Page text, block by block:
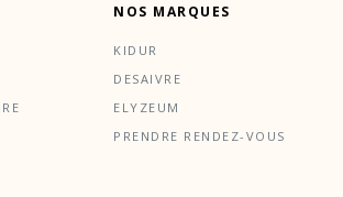
NOS MARQUES
KIDUR
DESAIVRE
ELYZEUM
PRENDRE RENDEZ-VOUS